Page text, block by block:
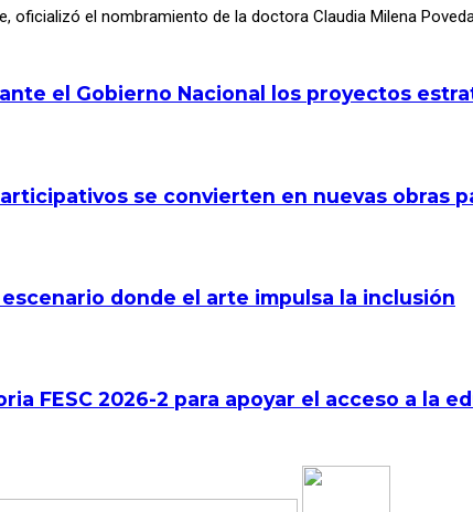
oficializó el nombramiento de la doctora Claudia Milena
el Gobierno Nacional los proyectos
se convierten en nuevas obras
donde el arte impulsa la inclusión
FESC 2026-2 para apoyar el acceso a la